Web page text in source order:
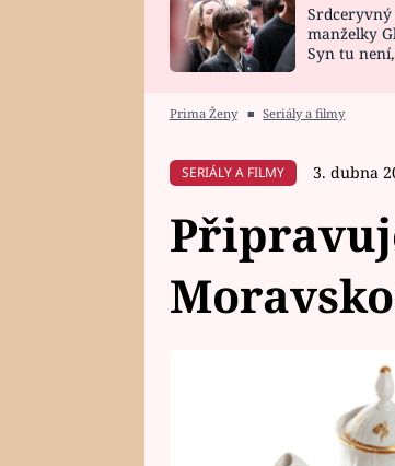
HOROSKOP NA
VAŘENÍ
manželky
Syn tu
Prima Ženy ■ Seriály a filmy
SERIÁLY A FILMY 3. dubna